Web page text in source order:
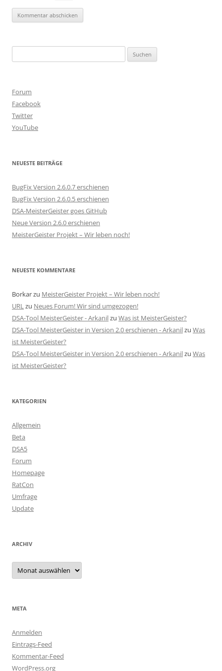
nach:
Forum
Facebook
Twitter
YouTube
NEUESTE BEITRÄGE
BugFix Version 2.6.0.7 erschienen
BugFix Version 2.6.0.5 erschienen
DSA-MeisterGeister goes GitHub
Neue Version 2.6.0 erschienen
MeisterGeister Projekt – Wir leben noch!
NEUESTE KOMMENTARE
Borkarzu MeisterGeister Projekt – Wir leben noch!
URLzu Neues Forum! Wir sind umgezogen!
DSA-Tool MeisterGeister - Arkanilzu Was ist MeisterGeister?
DSA-Tool MeisterGeister in Version 2.0 erschienen - Arkanilzu Was
ist MeisterGeister?
DSA-Tool MeisterGeister in Version 2.0 erschienen - Arkanilzu Was
ist MeisterGeister?
KATEGORIEN
Allgemein
Beta
DSA5
Forum
Homepage
RatCon
Umfrage
Update
ARCHIV
Archiv
META
Anmelden
Eintrags-Feed
Kommentar-Feed
WordPress.org